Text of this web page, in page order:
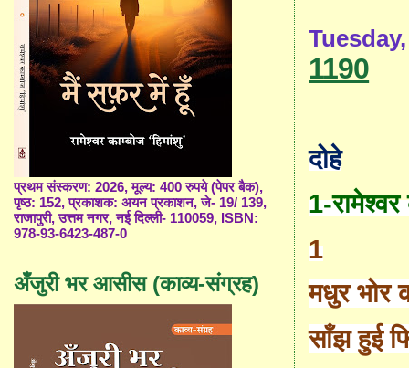
1190
दोहे
1-
1
मधुर भोर
साँझ हुई
प्रथम संस्करण: 2026, मूल्य: 400 रुपये (पेपर बैक),
पृष्ठ: 152, प्रकाशक: अयन प्रकाशन, जे- 19/ 139,
राजापुरी, उत्तम नगर, नई दिल्ली- 110059, ISBN:
978-93-6423-487-0
अँजुरी भर आसीस (काव्य-संग्रह)